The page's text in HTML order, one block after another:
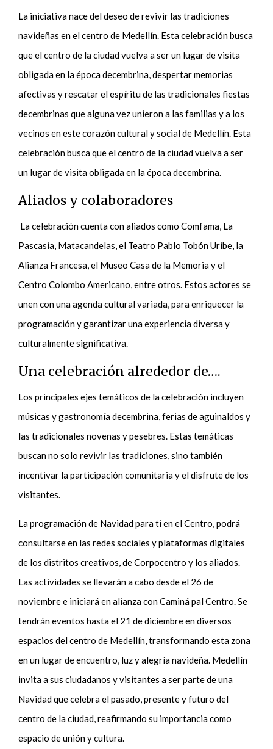
La iniciativa nace del deseo de revivir las tradiciones
navideñas en el centro de Medellín. Esta celebración busca
que el centro de la ciudad vuelva a ser un lugar de visita
obligada en la época decembrina, despertar memorias
afectivas y rescatar el espíritu de las tradicionales fiestas
decembrinas que alguna vez unieron a las familias y a los
vecinos en este corazón cultural y social de Medellín. Esta
celebración busca que el centro de la ciudad vuelva a ser
un lugar de visita obligada en la época decembrina.
Aliados y colaboradores
La celebración cuenta con aliados como Comfama, La
Pascasia, Matacandelas, el Teatro Pablo Tobón Uribe, la
Alianza Francesa, el Museo Casa de la Memoria y el
Centro Colombo Americano, entre otros. Estos actores se
unen con una agenda cultural variada, para enriquecer la
programación y garantizar una experiencia diversa y
culturalmente significativa.
Una celebración alrededor de….
Los principales ejes temáticos de la celebración incluyen
músicas y gastronomía decembrina, ferias de aguinaldos y
las tradicionales novenas y pesebres. Estas temáticas
buscan no solo revivir las tradiciones, sino también
incentivar la participación comunitaria y el disfrute de los
visitantes.
La programación de Navidad para ti en el Centro, podrá
consultarse en las redes sociales y plataformas digitales
de los distritos creativos, de Corpocentro y los aliados.
Las actividades se llevarán a cabo desde el 26 de
noviembre e iniciará en alianza con Caminá pal Centro. Se
tendrán eventos hasta el 21 de diciembre en diversos
espacios del centro de Medellín, transformando esta zona
en un lugar de encuentro, luz y alegría navideña. Medellín
invita a sus ciudadanos y visitantes a ser parte de una
Navidad que celebra el pasado, presente y futuro del
centro de la ciudad, reafirmando su importancia como
espacio de unión y cultura.